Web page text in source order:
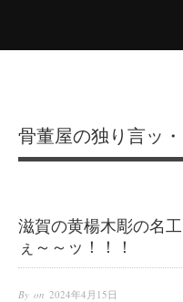
骨董屋の独り言ッ・
滋賀の黄楊木彫の名
ぇ～～ッ！！！
By on 2024年4月15日